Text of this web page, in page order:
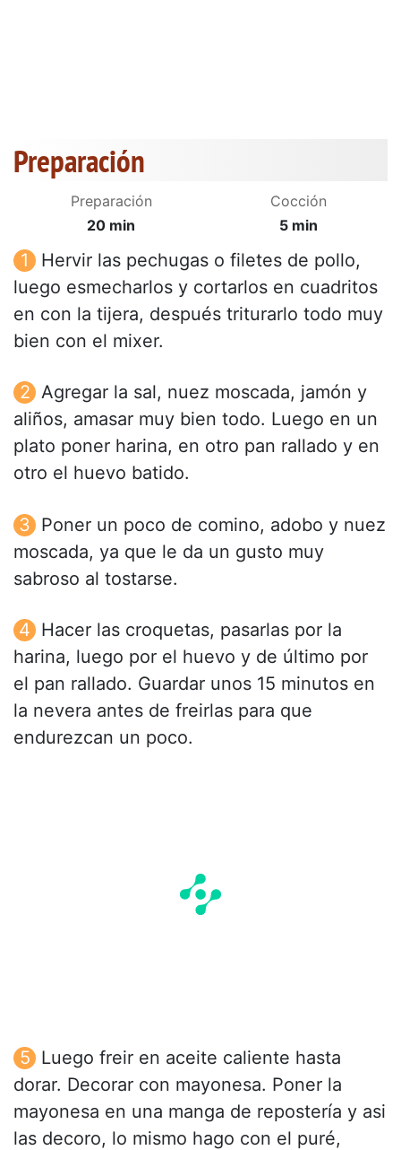
Preparación
Preparación
20 min
Cocción
5 min
Hervir las pechugas o filetes de pollo,
luego esmecharlos y cortarlos en cuadritos
en con la tijera, después triturarlo todo muy
bien con el mixer.
Agregar la sal, nuez moscada, jamón y
aliños, amasar muy bien todo. Luego en un
plato poner harina, en otro pan rallado y en
otro el huevo batido.
Poner un poco de comino, adobo y nuez
moscada, ya que le da un gusto muy
sabroso al tostarse.
Hacer las croquetas, pasarlas por la
harina, luego por el huevo y de último por
el pan rallado. Guardar unos 15 minutos en
la nevera antes de freirlas para que
endurezcan un poco.
Luego freir en aceite caliente hasta
dorar. Decorar con mayonesa. Poner la
mayonesa en una manga de repostería y asi
las decoro, lo mismo hago con el puré,